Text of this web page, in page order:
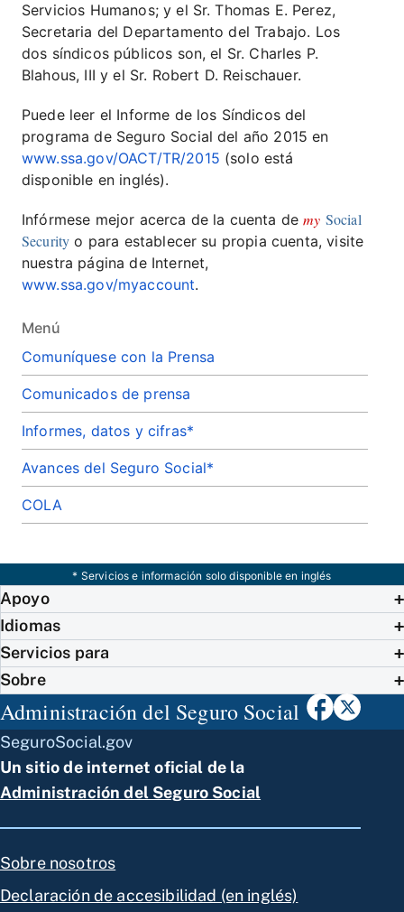
Menú
Comuníquese con la Prensa
Comunicados de prensa
Informes, datos y cifras*
Avances del Seguro Social*
COLA
Servicios Humanos; y el Sr. Thomas E. Perez,
Secretaria del Departamento del Trabajo. Los
dos síndicos públicos son, el Sr. Charles P.
Blahous, III y el Sr. Robert D. Reischauer.
Puede leer el Informe de los Síndicos del
programa de Seguro Social del año 2015 en
www.ssa.gov/OACT/TR/2015 (solo está
disponible en inglés).
Infórmese mejor acerca de la cuenta demy Social
Security o para establecer su propia cuenta, visite
nuestra página de Internet,
www.ssa.gov/myaccount.
* Servicios e información solo disponible en inglés
Apoyo
Idiomas
Servicios para
Sobre
Administración del Seguro Social
SeguroSocial.gov
Un sitio de internet oficial de la
Administración del Seguro Social
Sobre nosotros
Declaración de accesibilidad (en inglés)